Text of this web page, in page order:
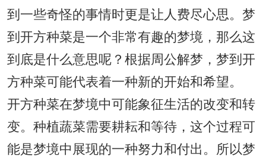
到一些奇怪的事情时更是让人费尽心思。梦
到开方种菜是一个非常有趣的梦境，那么这
到底是什么意思呢？根据周公解梦，梦到开
方种菜可能代表着一种新的开始和希望。
开方种菜在梦境中可能象征生活的改变和转
变。种植蔬菜需要耕耘和等待，这个过程可
能是梦境中展现的一种努力和付出。所以梦